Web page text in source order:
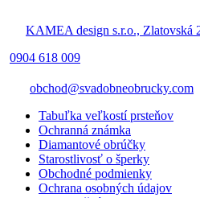
KAMEA design s.r.o., Zlatovská
0904 618 009
obchod@svadobneobrucky.com
Tabuľka veľkostí prsteňov
Ochranná známka
Diamantové obrúčky
Starostlivosť o šperky
Obchodné podmienky
Ochrana osobných údajov